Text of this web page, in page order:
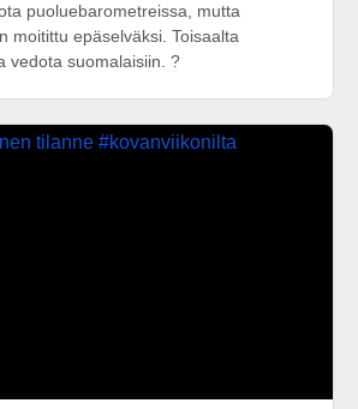
puoluebarometreissa, mutta
moitittu epäselväksi. Toisaalta
vedota suomalaisiin. ?